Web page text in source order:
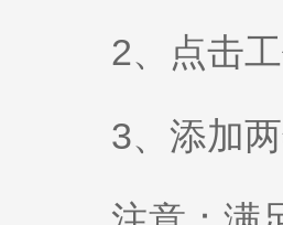
2、点击
3、添加